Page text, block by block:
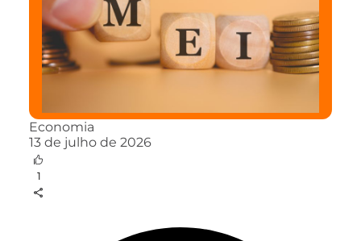
Economia
13 de julho de 2026
1